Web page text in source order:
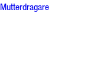
Mutterdragare